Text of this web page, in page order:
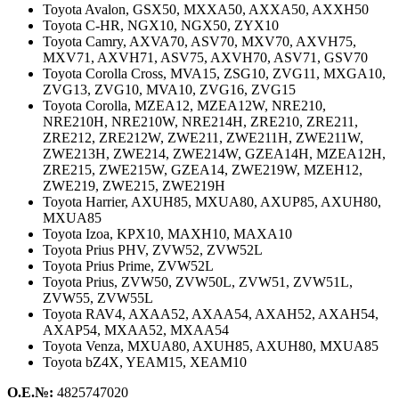
Toyota Avalon, GSX50, MXXA50, AXXA50, AXXH50
Toyota C-HR, NGX10, NGX50, ZYX10
Toyota Camry, AXVA70, ASV70, MXV70, AXVH75,
MXV71, AXVH71, ASV75, AXVH70, ASV71, GSV70
Toyota Corolla Cross, MVA15, ZSG10, ZVG11, MXGA10,
ZVG13, ZVG10, MVA10, ZVG16, ZVG15
Toyota Corolla, MZEA12, MZEA12W, NRE210,
NRE210H, NRE210W, NRE214H, ZRE210, ZRE211,
ZRE212, ZRE212W, ZWE211, ZWE211H, ZWE211W,
ZWE213H, ZWE214, ZWE214W, GZEA14H, MZEA12H,
ZRE215, ZWE215W, GZEA14, ZWE219W, MZEH12,
ZWE219, ZWE215, ZWE219H
Toyota Harrier, AXUH85, MXUA80, AXUP85, AXUH80,
MXUA85
Toyota Izoa, KPX10, MAXH10, MAXA10
Toyota Prius PHV, ZVW52, ZVW52L
Toyota Prius Prime, ZVW52L
Toyota Prius, ZVW50, ZVW50L, ZVW51, ZVW51L,
ZVW55, ZVW55L
Toyota RAV4, AXAA52, AXAA54, AXAH52, AXAH54,
AXAP54, MXAA52, MXAA54
Toyota Venza, MXUA80, AXUH85, AXUH80, MXUA85
Toyota bZ4X, YEAM15, XEAM10
О.Е.№: 4825747020